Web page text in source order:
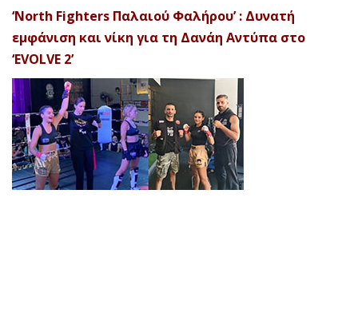
‘North Fighters Παλαιού Φαλήρου’ : Δυνατή
εμφάνιση και νίκη για τη Δανάη Αντύπα στο
‘EVOLVE 2’